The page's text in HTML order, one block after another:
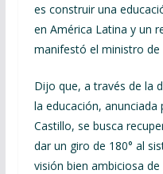
es construir una
en América Latina y un
manifestó el ministro de
Dijo que, a través de la
la educación,
Castillo, se busca
dar un giro de 180° al
visión bien ambiciosa